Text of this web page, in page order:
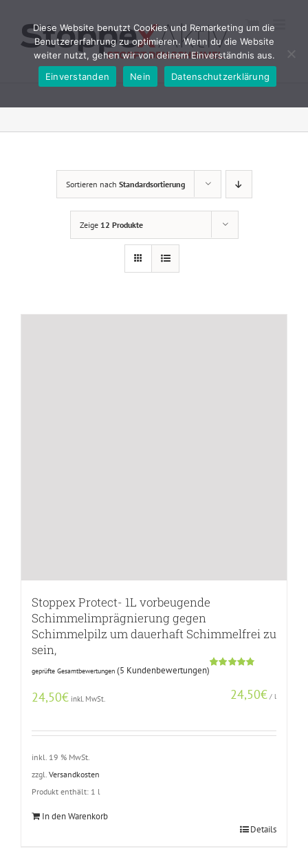
springen
Sortieren nach Standardsortierung
Zeige 12 Produkte
Stoppex Protect- 1L vorbeugende
Schimmelimprägnierung gegen
Schimmelpilz um dauerhaft Schimmelfrei zu
sein,
von 5,
basierend
geprüfte Gesamtbewertungen (5 Kundenbewertungen)
24,50€ inkl. MwSt. 24,50€ / l
inkl. 19 % MwSt.
zzgl. Versandkosten
Produkt enthält: 1 l
In den Warenkorb
Details
Diese Website benutzt Cookies und Remarketing um die
Benutzererfahrung zu optimieren. Wenn du die Website
weiter nutzt, gehen wir von deinem Einverständnis aus.
Einverstanden
Nein Datenschutzerklärung